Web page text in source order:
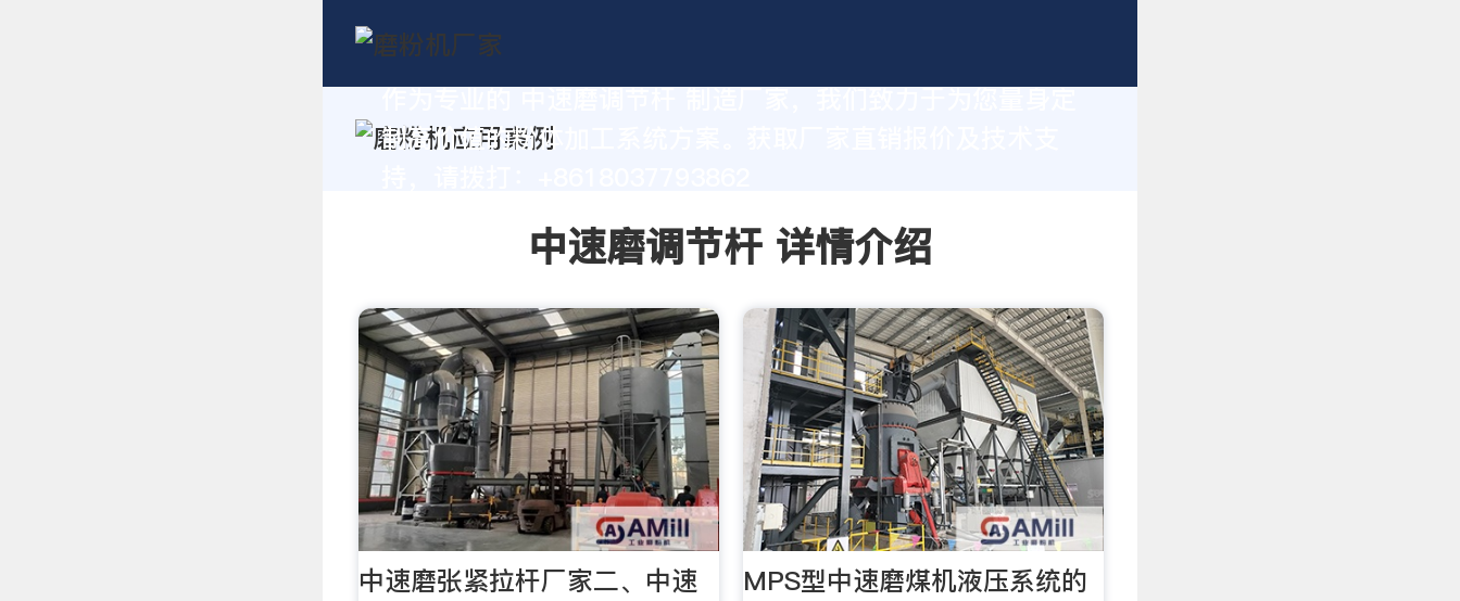
制高价值的粉体加工系统方案。获取厂家直销报价及技术支
中速磨调节杆 详情介绍
中速磨张紧拉杆厂家二、中速
MPS型中速磨煤机液压系统的